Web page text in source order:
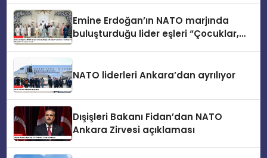
Emine Erdoğan’ın NATO marjında
buluşturduğu lider eşleri “Çocuklar,
NATO liderleri Ankara’dan ayrılıyor
Dışişleri Bakanı Fidan’dan NATO
Ankara Zirvesi açıklaması